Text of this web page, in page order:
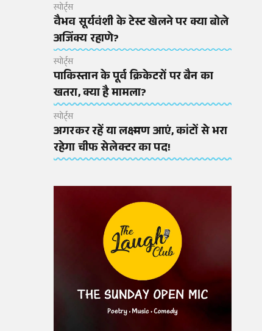
स्पोर्ट्स
वैभव सूर्यवंशी के टेस्ट खेलने पर क्या बोले
अजिंक्य रहाणे?
स्पोर्ट्स
पाकिस्तान के पूर्व क्रिकेटरों पर बैन का
खतरा, क्या है मामला?
स्पोर्ट्स
अगरकर रहें या लक्ष्मण आएं, कांटों से भरा
रहेगा चीफ सेलेक्टर का पद!